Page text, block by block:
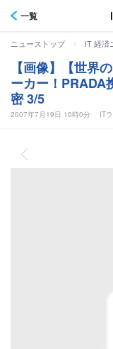
一覧
ニューストップ > IT 経済
【画像】【世界
ーカー！PRADA
密 3/5
2007年7月19日 10時0分 IT